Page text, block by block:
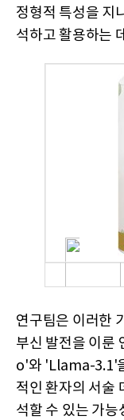
정형적 특성을 지
석하고 활용하는
연구팀은 이러한
부신 발전을 이룬
o'와 'Llama-3.1'
적인 환자의 서술
석할 수 있는 가능